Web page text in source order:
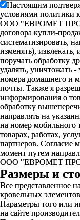
Настоящим
условиями политики
ООО "ЕВРОМЕТ ПРО"
договора купли-
систематизировать,
изменять), извлекать,
поручать обработку
удалять, уничтожать
номера домашнего и
почты. Также я
информирования о
обработку
направлять на
на номер мобильного
товарах, работах,
партнеров. Согласие
момент путем
ООО "ЕВРОМЕТ
Размеры и
Все представленное
кровельных
Параметры того или
на сайте